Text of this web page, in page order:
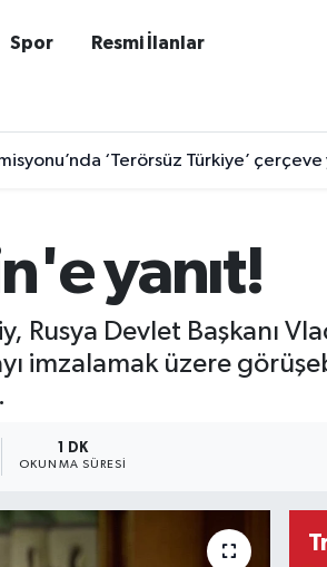
Spor Resmi İlanlar
‘Terörsüz Türkiye’ çerçeve
yanıt!
Rusya Devlet Başkanı
imzalamak üzere
1 DK
OKUNMA SÜRESI